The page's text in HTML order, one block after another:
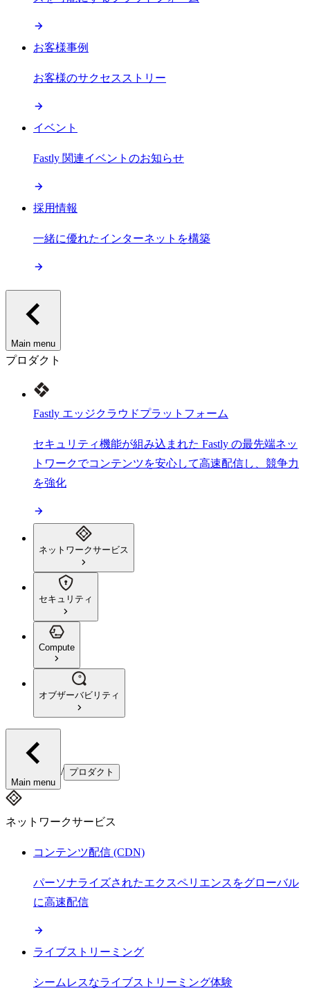
お客様事例
お客様のサクセスストリー
イベント
Fastly 関連イベントのお知らせ
採用情報
一緒に優れたインターネットを構築
Main menu
プロダクト
Fastly エッジクラウドプラットフォーム
セキュリティ機能が組み込まれた Fastly の最先端ネッ
トワークでコンテンツを安心して高速配信し、競争力
を強化
ネットワークサービス
セキュリティ
Compute
オブザーバビリティ
Main menu
/ プロダクト
ネットワークサービス
コンテンツ配信 (CDN)
パーソナライズされたエクスペリエンスをグローバル
に高速配信
ライブストリーミング
シームレスなライブストリーミング体験